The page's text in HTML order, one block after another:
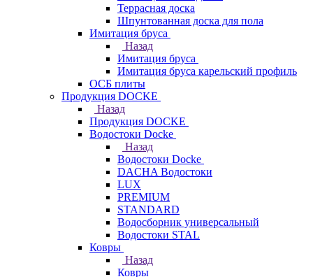
Террасная доска
Шпунтованная доска для пола
Имитация бруса
Назад
Имитация бруса
Имитация бруса карельский профиль
ОСБ плиты
Продукция DOCKE
Назад
Продукция DOCKE
Водостоки Docke
Назад
Водостоки Docke
DACHA Водостоки
LUX
PREMIUM
STANDARD
Водосборник универсальный
Водостоки STAL
Ковры
Назад
Ковры